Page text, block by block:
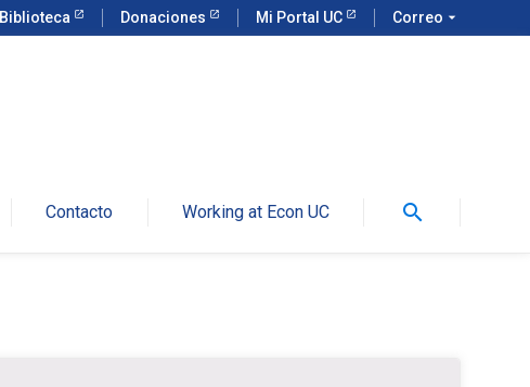
Biblioteca Donaciones Mi Portal UC Correo arrow_drop_down
Contacto Working at Econ UC search